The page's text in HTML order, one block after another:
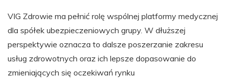
VIG Zdrowie ma pełnić rolę wspólnej platformy medycznej
dla spółek ubezpieczeniowych grupy. W dłuższej
perspektywie oznacza to dalsze poszerzanie zakresu
usług zdrowotnych oraz ich lepsze dopasowanie do
zmieniających się oczekiwań rynku